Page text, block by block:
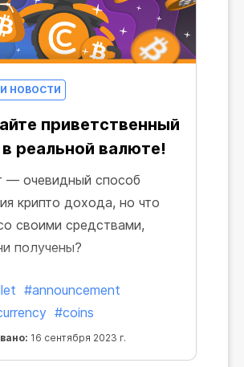
НОВОСТИ
приветственный
реальной валюте!
— очевидный способ
крипто дохода, но что
своими средствами,
получены?
#announcement
#coins
16 сентября 2023 г.